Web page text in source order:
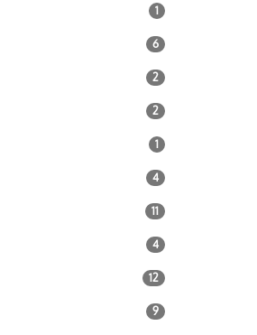
1
6
2
2
1
4
11
4
12
9